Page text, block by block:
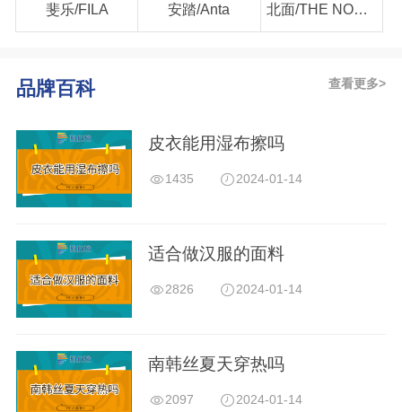
斐乐/FILA 安踏/Anta 北面/THE NORTH FACE
品牌百科 查看更多>
皮衣能用湿布擦吗
1435 2024-01-14
适合做汉服的面料
2826 2024-01-14
南韩丝夏天穿热吗
2097 2024-01-14